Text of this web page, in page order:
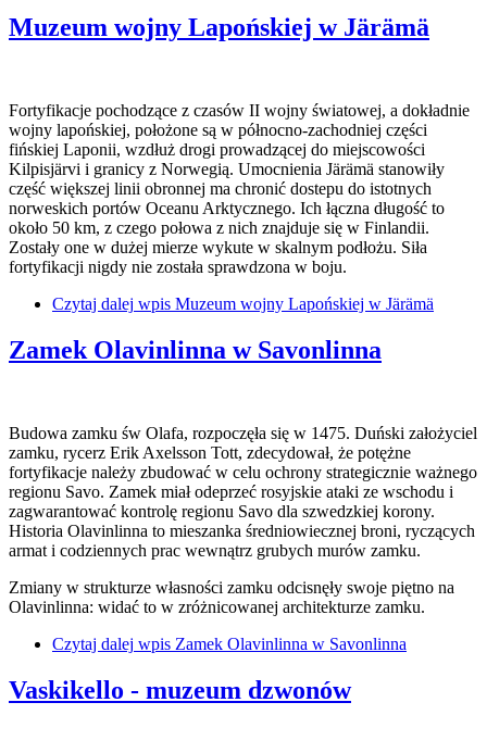
Muzeum wojny Lapońskiej w Järämä
Fortyfikacje pochodzące z czasów II wojny światowej, a dokładnie
wojny lapońskiej, położone są w północno-zachodniej części
fińskiej Laponii, wzdłuż drogi prowadzącej do miejscowości
Kilpisjärvi i granicy z Norwegią. Umocnienia Järämä stanowiły
część większej linii obronnej ma chronić dostepu do istotnych
norweskich portów Oceanu Arktycznego. Ich łączna długość to
około 50 km, z czego połowa z nich znajduje się w Finlandii.
Zostały one w dużej mierze wykute w skalnym podłożu. Siła
fortyfikacji nigdy nie została sprawdzona w boju.
Czytaj dalej wpis Muzeum wojny Lapońskiej w Järämä
Zamek Olavinlinna w Savonlinna
Budowa zamku św Olafa, rozpoczęła się w 1475. Duński założyciel
zamku, rycerz Erik Axelsson Tott, zdecydował, że potężne
fortyfikacje należy zbudować w celu ochrony strategicznie ważnego
regionu Savo. Zamek miał odeprzeć rosyjskie ataki ze wschodu i
zagwarantować kontrolę regionu Savo dla szwedzkiej korony.
Historia Olavinlinna to mieszanka średniowiecznej broni, ryczących
armat i codziennych prac wewnątrz grubych murów zamku.
Zmiany w strukturze własności zamku odcisnęły swoje piętno na
Olavinlinna: widać to w zróżnicowanej architekturze zamku.
Czytaj dalej wpis Zamek Olavinlinna w Savonlinna
Vaskikello - muzeum dzwonów